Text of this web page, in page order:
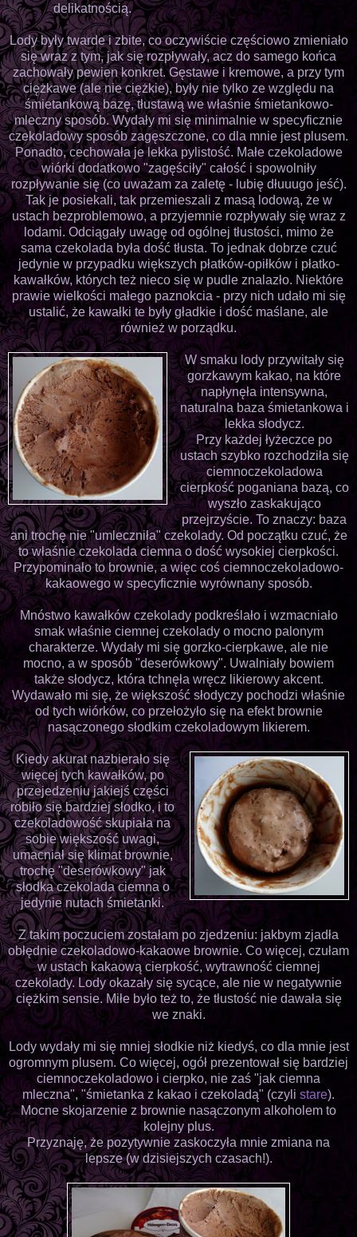
delikatnością.
Lody były twarde i zbite, co oczywiście częściowo zmieniało
się wraz z tym, jak się rozpływały, acz do samego końca
zachowały pewien konkret. Gęstawe i kremowe, a przy tym
ciężkawe (ale nie ciężkie), były nie tylko ze względu na
śmietankową bazę, tłustawą we właśnie śmietankowo-
mleczny sposób. Wydały mi się minimalnie w specyficznie
czekoladowy sposób zagęszczone, co dla mnie jest plusem.
Ponadto, cechowała je lekka pylistość. Małe czekoladowe
wiórki dodatkowo "zagęściły" całość i spowolniły
rozpływanie się (co uważam za zaletę - lubię dłuuugo jeść).
Tak je posiekali, tak przemieszali z masą lodową, że w
ustach bezproblemowo, a przyjemnie rozpływały się wraz z
lodami. Odciągały uwagę od ogólnej tłustości, mimo że
sama czekolada była dość tłusta. To jednak dobrze czuć
jedynie w przypadku większych płatków-opiłków i płatko-
kawałków, których też nieco się w pudle znalazło. Niektóre
prawie wielkości małego paznokcia - przy nich udało mi się
ustalić, że kawałki te były gładkie i dość maślane, ale
również w porządku.
W smaku lody przywitały się
gorzkawym kakao, na które
napłynęła intensywna,
naturalna baza śmietankowa i
lekka słodycz.
Przy każdej łyżeczce po
ustach szybko rozchodziła się
ciemnoczekoladowa
cierpkość poganiana bazą, co
wyszło zaskakująco
przejrzyście. To znaczy: baza
ani trochę nie "umleczniła" czekolady. Od początku czuć, że
to właśnie czekolada ciemna o dość wysokiej cierpkości.
Przypominało to brownie, a więc coś ciemnoczekoladowo-
kakaowego w specyficznie wyrównany sposób.
Mnóstwo kawałków czekolady podkreślało i wzmacniało
smak właśnie ciemnej czekolady o mocno palonym
charakterze. Wydały mi się gorzko-cierpkawe, ale nie
mocno, a w sposób "deserówkowy". Uwalniały bowiem
także słodycz, która tchnęła wręcz likierowy akcent.
Wydawało mi się, że większość słodyczy pochodzi właśnie
od tych wiórków, co przełożyło się na efekt brownie
nasączonego słodkim czekoladowym likierem.
Kiedy akurat nazbierało się
więcej tych kawałków, po
przejedzeniu jakiejś części
robiło się bardziej słodko, i to
czekoladowość skupiała na
sobie większość uwagi,
umacniał się klimat brownie,
trochę "deserówkowy" jak
słodka czekolada ciemna o
jedynie nutach śmietanki.
Z takim poczuciem zostałam po zjedzeniu: jakbym zjadła
obłędnie czekoladowo-kakaowe brownie. Co więcej, czułam
w ustach kakaową cierpkość, wytrawność ciemnej
czekolady. Lody okazały się sycące, ale nie w negatywnie
ciężkim sensie. Miłe było też to, że tłustość nie dawała się
we znaki.
Lody wydały mi się mniej słodkie niż kiedyś, co dla mnie jest
ogromnym plusem. Co więcej, ogół prezentował się bardziej
ciemnoczekoladowo i cierpko, nie zaś "jak ciemna
mleczna", "śmietanka z kakao i czekoladą" (czyli stare).
Mocne skojarzenie z brownie nasączonym alkoholem to
kolejny plus.
Przyznaję, że pozytywnie zaskoczyła mnie zmiana na
lepsze (w dzisiejszych czasach!).